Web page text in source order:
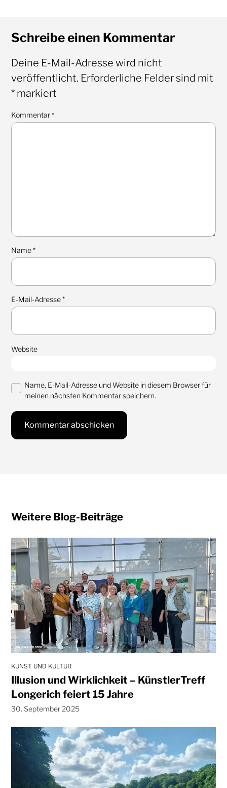
Schreibe einen Kommentar
Deine E-Mail-Adresse wird nicht
veröffentlicht. Erforderliche Felder sind mit
*markiert
Kommentar*
Name*
E-Mail-Adresse*
Website
Name, E-Mail-Adresse und Website in diesem Browser für
meinen nächsten Kommentar speichern.
Weitere Blog-Beiträge
KUNST UND KULTUR
Illusion und Wirklichkeit – KünstlerTreff
Longerich feiert 15 Jahre
30. September 2025